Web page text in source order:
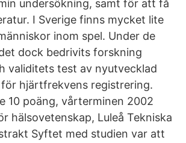
undersökning, samt för att få
I Sverige finns mycket lite
inom spel. Under de
dock bedrivits forskning
validitets test av nyutvecklad
hjärtfrekvens registrering.
10 poäng, vårterminen 2002
hälsovetenskap, Luleå Tekniska
Syftet med studien var att